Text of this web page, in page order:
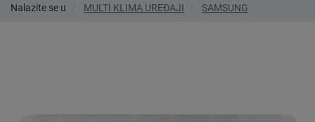
Nalazite se u MULTI KLIMA UREĐAJI SAMSUNG